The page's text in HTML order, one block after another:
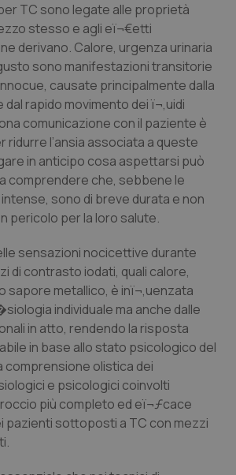
TC sono legate alle proprietà
stesso e agli eï¬€etti
derivano. Calore, urgenza urinaria
sono manifestazioni transitorie
causate principalmente dalla
rapido movimento dei ï¬‚uidi
comunicazione con il paziente è
ridurre l’ansia associata a queste
in anticipo cosa aspettarsi può
comprendere che, sebbene le
sono di breve durata e non
pericolo per la loro salute.
sensazioni nocicettive durante
di contrasto iodati, quali calore,
sapore metallico, è inï¬‚uenzata
individuale ma anche dalle
in atto, rendendo la risposta
in base allo stato psicologico del
comprensione olistica dei
e psicologici coinvolti
più completo ed eï¬ƒcace
pazienti sottoposti a TC con mezzi
www.quotidianosanita.it
ironfish-